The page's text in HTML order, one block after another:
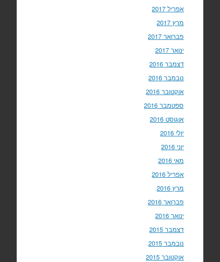
אפריל 2017
מרץ 2017
פברואר 2017
ינואר 2017
דצמבר 2016
נובמבר 2016
אוקטובר 2016
ספטמבר 2016
אוגוסט 2016
יולי 2016
יוני 2016
מאי 2016
אפריל 2016
מרץ 2016
פברואר 2016
ינואר 2016
דצמבר 2015
נובמבר 2015
אוקטובר 2015